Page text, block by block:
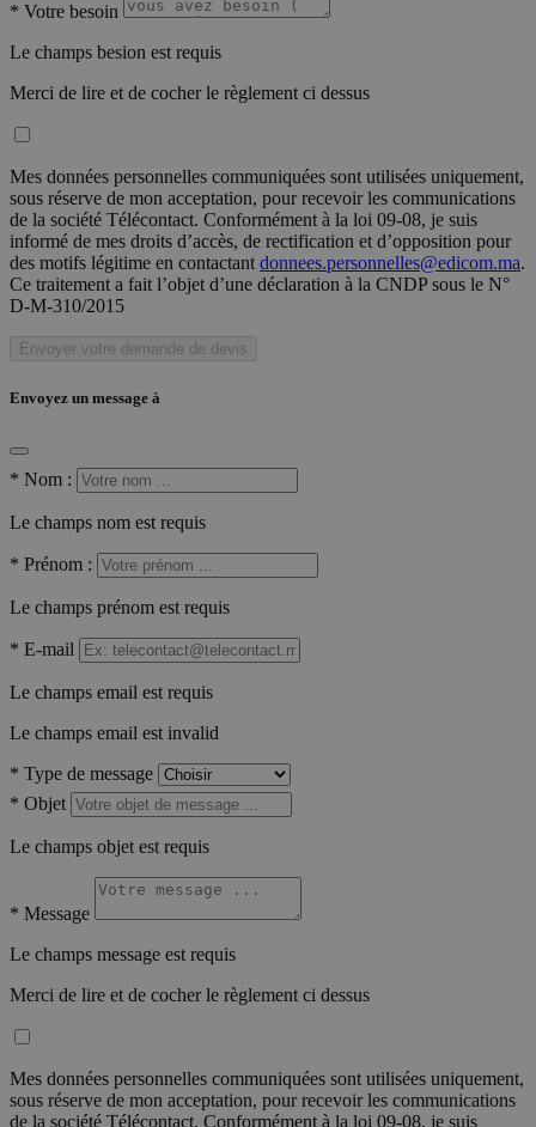
* Votre besoin
Le champs besion est requis
Merci de lire et de cocher le règlement ci dessus
Mes données personnelles communiquées sont utilisées uniquement,
sous réserve de mon acceptation, pour recevoir les communications
de la société Télécontact. Conformément à la loi 09-08, je suis
informé de mes droits d’accès, de rectification et d’opposition pour
des motifs légitime en contactant donnees.personnelles@edicom.ma.
Ce traitement a fait l’objet d’une déclaration à la CNDP sous le N°
D-M-310/2015
Envoyer votre demande de devis
Envoyez un message à
* Nom :
Le champs nom est requis
* Prénom :
Le champs prénom est requis
* E-mail
Le champs email est requis
Le champs email est invalid
* Type de message
* Objet
Le champs objet est requis
* Message
Le champs message est requis
Merci de lire et de cocher le règlement ci dessus
Mes données personnelles communiquées sont utilisées uniquement,
sous réserve de mon acceptation, pour recevoir les communications
de la société Télécontact. Conformément à la loi 09-08, je suis